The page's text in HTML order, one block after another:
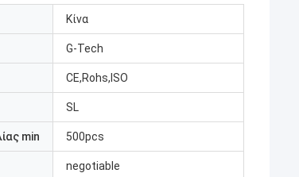
Κίνα
G-Tech
CE,Rohs,ISO
SL
min 500pcs
negotiable